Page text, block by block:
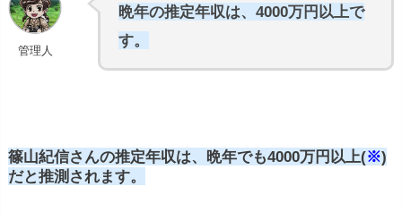
管理人
晩年の推定年収は、4000万円以上で
す。
篠山紀信さんの推定年収は、晩年でも4000万円以上(※)
だと推測されます。